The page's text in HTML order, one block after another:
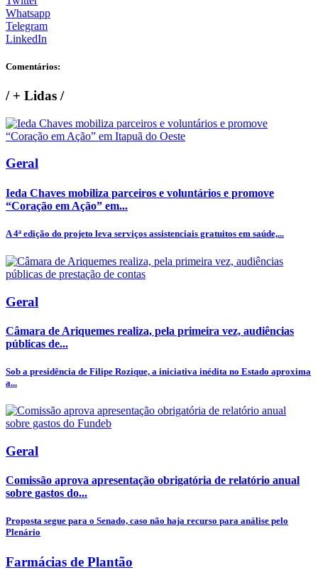
Whatsapp
Telegram
LinkedIn
Comentários:
/+ Lidas /
Geral
Ieda Chaves mobiliza parceiros e voluntários e promove
“Coração em Ação” em...
A 4ª edição do projeto leva serviços assistenciais gratuitos em saúde,...
Geral
Câmara de Ariquemes realiza, pela primeira vez, audiências
públicas de...
Sob a presidência de Filipe Rozique, a iniciativa inédita no Estado aproxima
a...
Geral
Comissão aprova apresentação obrigatória de relatório anual
sobre gastos do...
Proposta segue para o Senado, caso não haja recurso para análise pelo
Plenário
Farmácias de Plantão